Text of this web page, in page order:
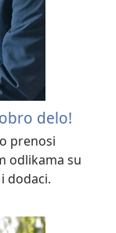
delo!
prenosi
odlikama su
dodaci.